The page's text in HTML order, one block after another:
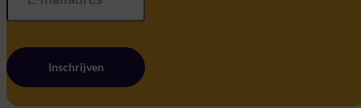
Inschrijven